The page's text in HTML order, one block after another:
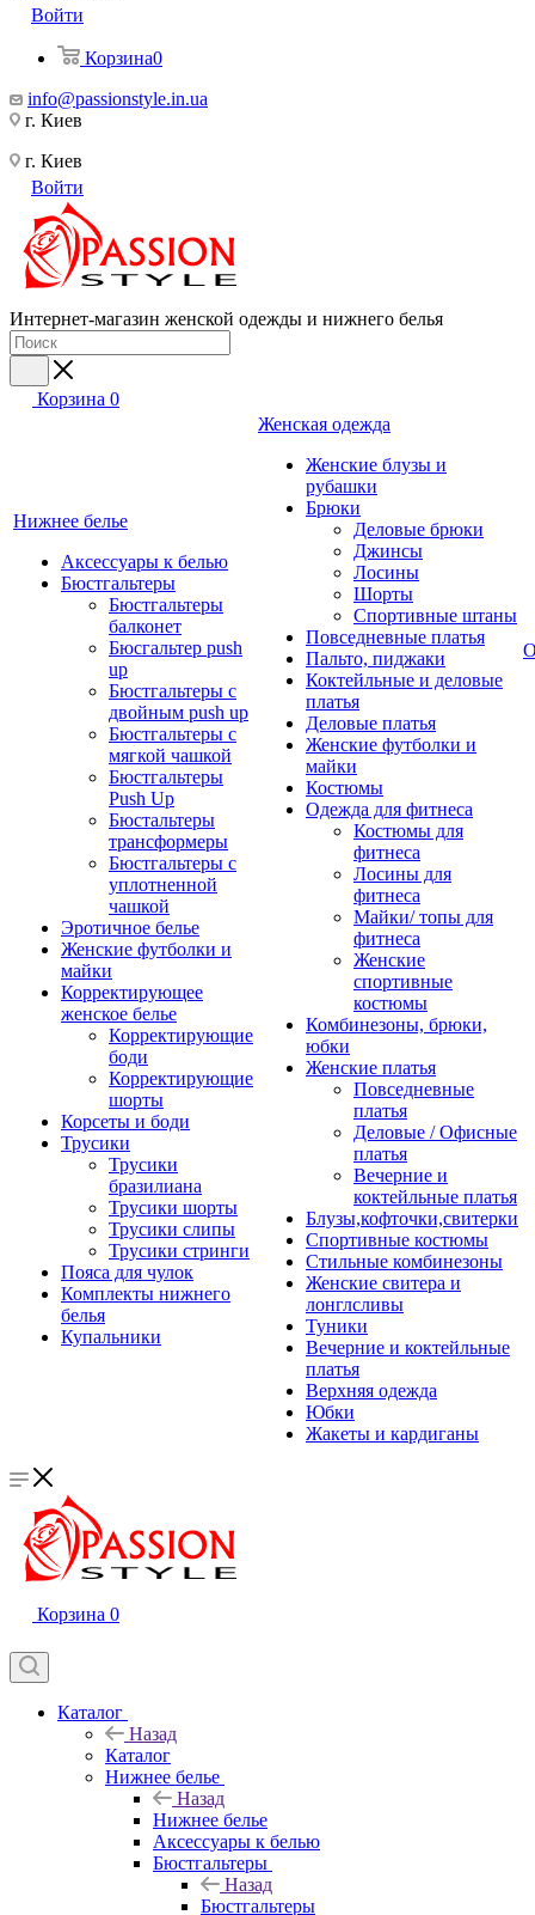
Войти
Корзина0
info@passionstyle.in.ua
г. Киев
г. Киев
Войти
Интернет-магазин женской одежды и нижнего белья
Корзина 0
Нижнее белье
Аксессуары к белью
Бюстгальтеры
Бюстгальтеры
балконет
Бюсгальтер push
up
Бюстгальтеры с
двойным push up
Бюстгальтеры с
мягкой чашкой
Бюстгальтеры
Push Up
Бюстальтеры
трансформеры
Бюстгальтеры с
уплотненной
чашкой
Эротичное белье
Женские футболки и
майки
Корректирующее
женское белье
Корректирующие
боди
Корректирующие
шорты
Корсеты и боди
Трусики
Трусики
бразилиана
Трусики шорты
Трусики слипы
Трусики стринги
Пояса для чулок
Комплекты нижнего
белья
Купальники
Женская одежда
Женские блузы и
рубашки
Брюки
Деловые брюки
Джинсы
Лосины
Шорты
Спортивные штаны
Повседневные платья
Пальто, пиджаки
Коктейльные и деловые
платья
Деловые платья
Женские футболки и
майки
Костюмы
Одежда для фитнеса
Костюмы для
фитнеса
Лосины для
фитнеса
Майки/ топы для
фитнеса
Женские
спортивные
костюмы
Комбинезоны, брюки,
юбки
Женские платья
Повседневные
платья
Деловые / Офисные
платья
Вечерние и
коктейльные платья
Блузы,кофточки,свитерки
Спортивные костюмы
Стильные комбинезоны
Женские свитера и
лонглсливы
Туники
Вечерние и коктейльные
платья
Верхняя одежда
Юбки
Жакеты и кардиганы
Корзина 0
Каталог
Назад
Каталог
Нижнее белье
Назад
Нижнее белье
Аксессуары к белью
Бюстгальтеры
Назад
Бюстгальтеры